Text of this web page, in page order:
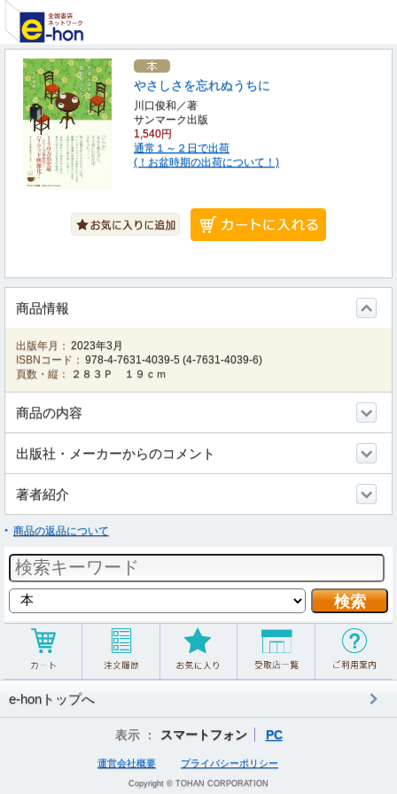
やさしさを忘れぬうちに
川口俊和／著
サンマーク出版
1,540円
通常１～２日で出荷
(！お盆時期の出荷について！)
商品情報
出版年月： 2023年3月
ISBNコード： 978-4-7631-4039-5 (4-7631-4039-6)
頁数・縦：
２８３Ｐ １９ｃｍ
商品の内容
出版社・メーカーからのコメント
著者紹介
商品の返品について
e-honトップへ
表示 ： スマートフォン PC
運営会社概要 プライバシーポリシー
Copyright © TOHAN CORPORATION